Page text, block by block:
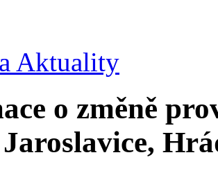
Aktuality
o změně